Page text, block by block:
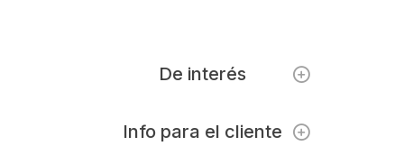
De interés
Info para el cliente